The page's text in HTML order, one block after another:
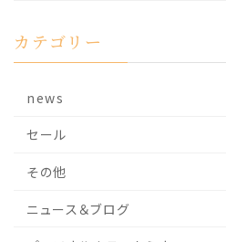
カテゴリー
news
セール
その他
ニュース＆ブログ